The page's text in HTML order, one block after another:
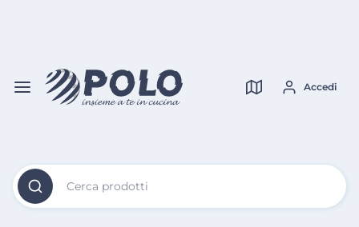
Cerca prodotti
Accedi